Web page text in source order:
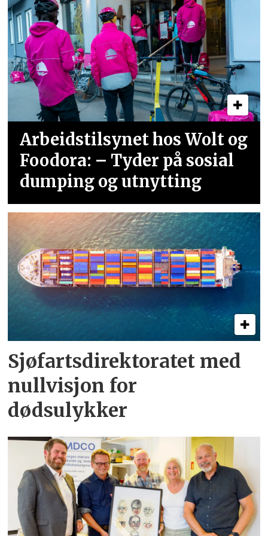
Arbeidstilsynet hos Wolt og
Foodora: – Tyder på sosial
dumping og utnytting
Sjøfartsdirektoratet med
nullvisjon for
dødsulykker